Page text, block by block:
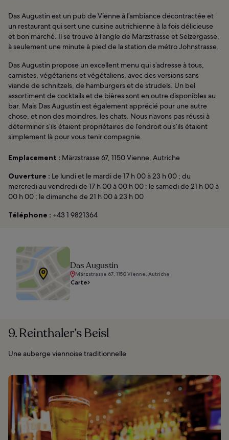
Das Augustin est un pub de Vienne à l’ambiance décontractée et
un restaurant qui sert une cuisine autrichienne à la fois délicieuse
et bon marché. Il se trouve à l’angle de Märzstrasse et Selzergasse,
à seulement une minute à pied de la station de métro Johnstrasse.
Das Augustin propose un excellent menu qui s’adresse à tous,
carnistes, végétariens et végétaliens, avec des versions sans
viande de schnitzels, de hamburgers et de strudels. Un bel
assortiment de cocktails et de bières sont en outre disponibles au
bar. Mais Das Augustin est également apprécié pour une autre
chose, et non des moindres, les chats. Nous n’avons pas réussi à
déterminer s’ils étaient propriétaires de l’endroit ou s’ils étaient
simplement là pour vous tenir compagnie.
Emplacement : Märzstrasse 67, 1150 Vienne, Autriche
Ouverture : Le lundi et le mardi de 17 h 00 à 23 h 00 ; du
mercredi au vendredi de 17 h 00 à 00 h 00 ; le samedi de 21 h 00 à
00 h 00 ; le dimanche de 21 h 00 à 23 h 00
Téléphone : +43 1 9821364
Das Augustin
Märzstrasse 67, 1150 Vienne, Autriche
Carte
9. Reinthaler’s Beisl
Une auberge viennoise traditionnelle